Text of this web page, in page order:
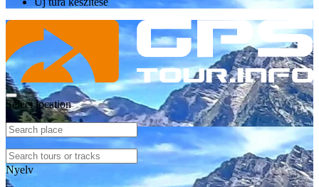
Select location
Nyelv